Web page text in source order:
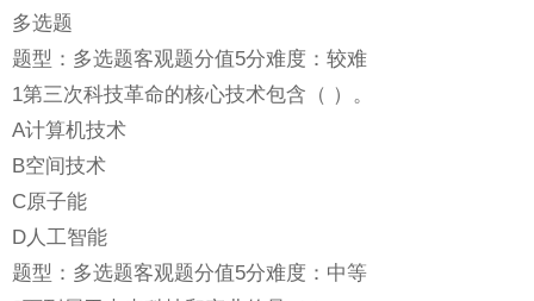
多选题
题型：多选题客观题分值5分难度：较难
1第三次科技革命的核心技术包含（ ）。
A计算机技术
B空间技术
C原子能
D人工智能
题型：多选题客观题分值5分难度：中等